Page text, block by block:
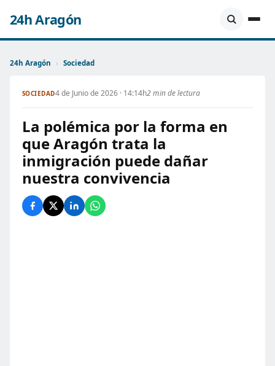
24h Aragón
24h Aragón › Sociedad
SOCIEDAD4 de Junio de 2026 · 14:14h2 min de lectura
La polémica por la forma en
que Aragón trata la
inmigración puede dañar
nuestra convivencia